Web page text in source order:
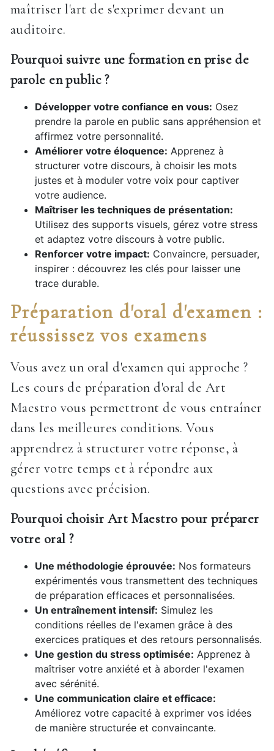
maîtriser l'art de s'exprimer devant un
auditoire.
Pourquoi suivre une formation en prise de
parole en public ?
Développer votre confiance en vous: Osez
prendre la parole en public sans appréhension et
affirmez votre personnalité.
Améliorer votre éloquence: Apprenez à
structurer votre discours, à choisir les mots
justes et à moduler votre voix pour captiver
votre audience.
Maîtriser les techniques de présentation:
Utilisez des supports visuels, gérez votre stress
et adaptez votre discours à votre public.
Renforcer votre impact: Convaincre, persuader,
inspirer : découvrez les clés pour laisser une
trace durable.
Préparation d'oral d'examen :
réussissez vos examens
Vous avez un oral d'examen qui approche ?
Les cours de préparation d'oral de Art
Maestro vous permettront de vous entraîner
dans les meilleures conditions. Vous
apprendrez à structurer votre réponse, à
gérer votre temps et à répondre aux
questions avec précision.
Pourquoi choisir Art Maestro pour préparer
votre oral ?
Une méthodologie éprouvée: Nos formateurs
expérimentés vous transmettent des techniques
de préparation efficaces et personnalisées.
Un entraînement intensif: Simulez les
conditions réelles de l'examen grâce à des
exercices pratiques et des retours personnalisés.
Une gestion du stress optimisée: Apprenez à
maîtriser votre anxiété et à aborder l'examen
avec sérénité.
Une communication claire et efficace:
Améliorez votre capacité à exprimer vos idées
de manière structurée et convaincante.